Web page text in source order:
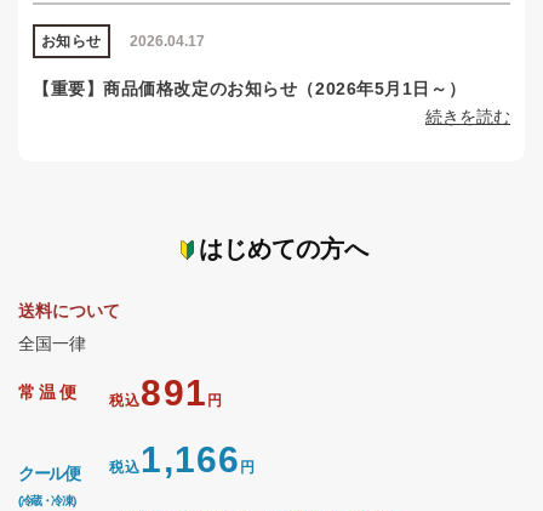
2026.04.17
お知らせ
【重要】商品価格改定のお知らせ（2026年5月1日～）
続きを読む
はじめての方へ
送料について
全国一律
常温便 税込891 円
クール便
(冷蔵・冷凍)
税込1,166 円